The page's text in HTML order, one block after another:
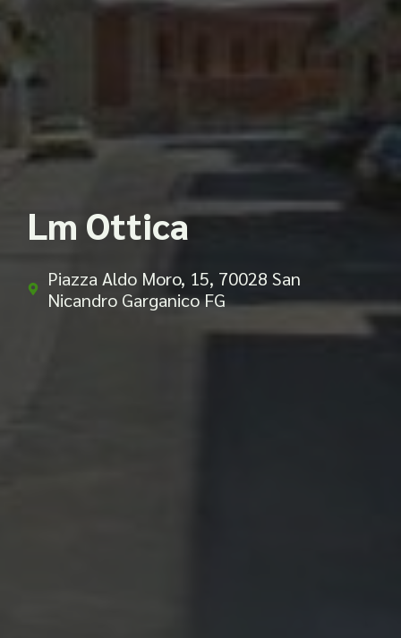
Lm Ottica
Piazza Aldo Moro, 15, 70028 San
Nicandro Garganico FG